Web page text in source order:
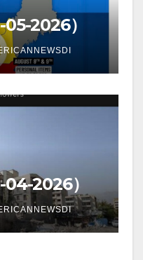
2026）
2026）